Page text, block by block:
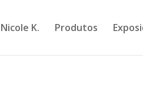
Nicole K. Produtos